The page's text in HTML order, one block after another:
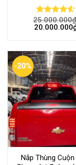
Rated
4.50out
25.000.000₫
20.000.000
-20%
Nắp Thùng